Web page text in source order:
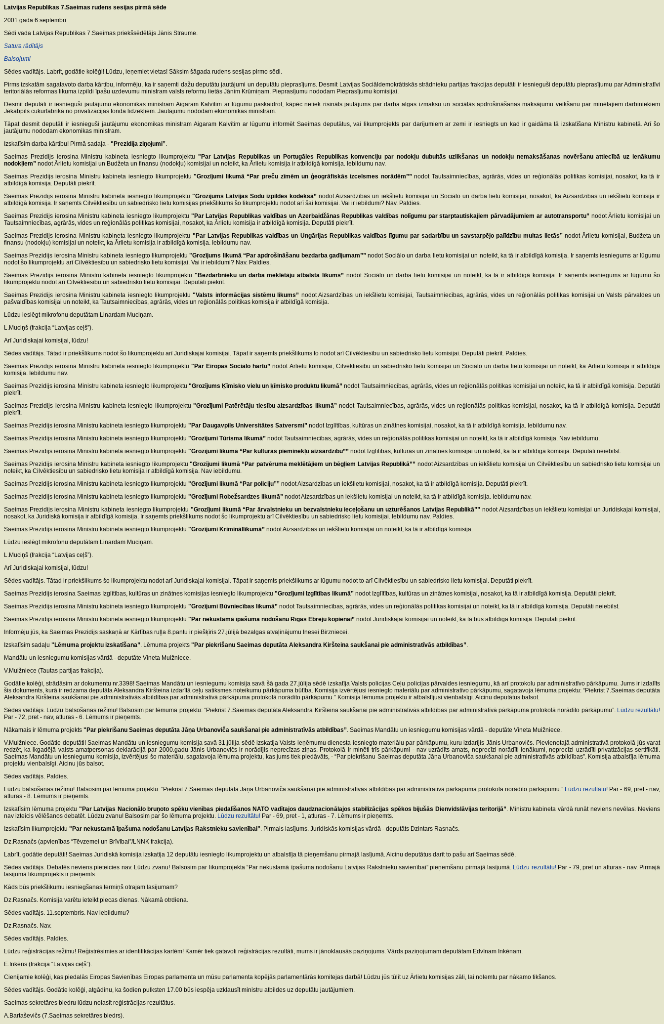
Latvijas Republikas 7.Saeimas rudens sesijas pirmā sēde
2001.gada 6.septembrī
Sēdi vada Latvijas Republikas 7.Saeimas priekšsēdētājs Jānis Straume.
Satura rādītājs
Balsojumi
Sēdes vadītājs. Labrīt, godātie kolēģi! Lūdzu, ieņemiet vietas! Sāksim šāgada rudens sesijas pirmo sēdi.
Pirms izskatām sagatavoto darba kārtību, informēju, ka ir saņemti dažu deputātu jautājumi un deputātu pieprasījums. Desmit Latvijas Sociāldemokrātiskās strādnieku partijas frakcijas deputāti ir iesnieguši deputātu pieprasījumu par Administratīvi
teritoriālās reformas likuma izpildi īpašu uzdevumu ministram valsts reformu lietās Jānim Krūmiņam. Pieprasījumu nododam Pieprasījumu komisijai.
Desmit deputāti ir iesnieguši jautājumu ekonomikas ministram Aigaram Kalvītim ar lūgumu paskaidrot, kāpēc netiek risināts jautājums par darba algas izmaksu un sociālās apdrošināšanas maksājumu veikšanu par minētajiem darbiniekiem
Jēkabpils cukurfabrikā no privatizācijas fonda līdzekļiem. Jautājumu nododam ekonomikas ministram.
Tāpat desmit deputāti ir iesnieguši jautājumu ekonomikas ministram Aigaram Kalvītim ar lūgumu informēt Saeimas deputātus, vai likumprojekts par darījumiem ar zemi ir iesniegts un kad ir gaidāma tā izskatīšana Ministru kabinetā. Arī šo
jautājumu nododam ekonomikas ministram.
Izskatīsim darba kārtību! Pirmā sadaļa - "Prezidija ziņojumi”.
Saeimas Prezidijs ierosina Ministru kabineta iesniegto likumprojektu "Par Latvijas Republikas un Portugāles Republikas konvenciju par nodokļu dubultās uzlikšanas un nodokļu nemaksāšanas novēršanu attiecībā uz ienākumu
nodokļiem” nodot Ārlietu komisijai un Budžeta un finansu (nodokļu) komisijai un noteikt, ka Ārlietu komisija ir atbildīgā komisija. Iebildumu nav.
Saeimas Prezidijs ierosina Ministru kabineta iesniegto likumprojektu"Grozījumi likumā “Par preču zīmēm un ģeogrāfiskās izcelsmes norādēm””nodot Tautsaimniecības, agrārās, vides un reģionālās politikas komisijai, nosakot, ka tā ir
atbildīgā komisija. Deputāti piekrīt.
Saeimas Prezidijs ierosina Ministru kabineta iesniegto likumprojektu "Grozījums Latvijas Sodu izpildes kodeksā” nodot Aizsardzības un iekšlietu komisijai un Sociālo un darba lietu komisijai, nosakot, ka Aizsardzības un iekšlietu komisija ir
atbildīgā komisija. Ir saņemts Cilvēktiesību un sabiedrisko lietu komisijas priekšlikums šo likumprojektu nodot arī šai komisijai. Vai ir iebildumi? Nav. Paldies.
Saeimas Prezidijs ierosina Ministru kabineta iesniegto likumprojektu "Par Latvijas Republikas valdības un Azerbaidžānas Republikas valdības nolīgumu par starptautiskajiem pārvadājumiem ar autotransportu”nodot Ārlietu komisijai un
Tautsaimniecības, agrārās, vides un reģionālās politikas komisijai, nosakot, ka Ārlietu komisija ir atbildīgā komisija. Deputāti piekrīt.
Saeimas Prezidijs ierosina Ministru kabineta iesniegto likumprojektu "Par Latvijas Republikas valdības un Ungārijas Republikas valdības līgumu par sadarbību un savstarpējo palīdzību muitas lietās”nodot Ārlietu komisijai, Budžeta un
finansu (nodokļu) komisijai un noteikt, ka Ārlietu komisija ir atbildīgā komisija. Iebildumu nav.
Saeimas Prezidijs ierosina Ministru kabineta iesniegto likumprojektu"Grozījums likumā “Par apdrošināšanu bezdarba gadījumam””nodot Sociālo un darba lietu komisijai un noteikt, ka tā ir atbildīgā komisija. Ir saņemts iesniegums ar lūgumu
nodot šo likumprojektu arī Cilvēktiesību un sabiedrisko lietu komisijai. Vai ir iebildumi? Nav. Paldies.
Saeimas Prezidijs ierosina Ministru kabineta iesniegto likumprojektu "Bezdarbnieku un darba meklētāju atbalsta likums” nodot Sociālo un darba lietu komisijai un noteikt, ka tā ir atbildīgā komisija. Ir saņemts iesniegums ar lūgumu šo
likumprojektu nodot arī Cilvēktiesību un sabiedrisko lietu komisijai. Deputāti piekrīt.
Saeimas Prezidijs ierosina Ministru kabineta iesniegto likumprojektu"Valsts informācijas sistēmu likums” nodot Aizsardzības un iekšlietu komisijai, Tautsaimniecības, agrārās, vides un reģionālās politikas komisijai un Valsts pārvaldes un
pašvaldības komisijai un noteikt, ka Tautsaimniecības, agrārās, vides un reģionālās politikas komisija ir atbildīgā komisija.
Lūdzu ieslēgt mikrofonu deputātam Linardam Muciņam.
L.Muciņš (frakcija “Latvijas ceļš”).
Arī Juridiskajai komisijai, lūdzu!
Sēdes vadītājs. Tātad ir priekšlikums nodot šo likumprojektu arī Juridiskajai komisijai. Tāpat ir saņemts priekšlikums to nodot arī Cilvēktiesību un sabiedrisko lietu komisijai. Deputāti piekrīt. Paldies.
Saeimas Prezidijs ierosina Ministru kabineta iesniegto likumprojektu"Par Eiropas Sociālo hartu” nodot Ārlietu komisijai, Cilvēktiesību un sabiedrisko lietu komisijai un Sociālo un darba lietu komisijai un noteikt, ka Ārlietu komisija ir atbildīgā
komisija. Iebildumu nav.
Saeimas Prezidijs ierosina Ministru kabineta iesniegto likumprojektu"Grozījums Ķīmisko vielu un ķīmisko produktu likumā”nodot Tautsaimniecības, agrārās, vides un reģionālās politikas komisijai un noteikt, ka tā ir atbildīgā komisija. Deputāti
piekrīt.
Saeimas Prezidijs ierosina Ministru kabineta iesniegto likumprojektu "Grozījumi Patērētāju tiesību aizsardzības likumā”nodot Tautsaimniecības, agrārās, vides un reģionālās politikas komisijai, nosakot, ka tā ir atbildīgā komisija. Deputāti
piekrīt.
Saeimas Prezidijs ierosina Ministru kabineta iesniegto likumprojektu "Par Daugavpils Universitātes Satversmi” nodot Izglītības, kultūras un zinātnes komisijai, nosakot, ka tā ir atbildīgā komisija. Iebildumu nav.
Saeimas Prezidijs ierosina Ministru kabineta iesniegto likumprojektu "Grozījumi Tūrisma likumā” nodot Tautsaimniecības, agrārās, vides un reģionālās politikas komisijai un noteikt, ka tā ir atbildīgā komisija. Nav iebildumu.
Saeimas Prezidijs ierosina Ministru kabineta iesniegto likumprojektu "Grozījumi likumā “Par kultūras pieminekļu aizsardzību”” nodot Izglītības, kultūras un zinātnes komisijai un noteikt, ka tā ir atbildīgā komisija. Deputāti neiebilst.
Saeimas Prezidijs ierosina Ministru kabineta iesniegto likumprojektu"Grozījumi likumā “Par patvēruma meklētājiem un bēgļiem Latvijas Republikā”” nodot Aizsardzības un iekšlietu komisijai un Cilvēktiesību un sabiedrisko lietu komisijai un
noteikt, ka Cilvēktiesību un sabiedrisko lietu komisija ir atbildīgā komisija. Nav iebildumu.
Saeimas Prezidijs ierosina Ministru kabineta iesniegto likumprojektu "Grozījumi likumā “Par policiju”” nodot Aizsardzības un iekšlietu komisijai, nosakot, ka tā ir atbildīgā komisija. Deputāti piekrīt.
Saeimas Prezidijs ierosina Ministru kabineta iesniegto likumprojektu "Grozījumi Robežsardzes likumā” nodot Aizsardzības un iekšlietu komisijai un noteikt, ka tā ir atbildīgā komisija. Iebildumu nav.
Saeimas Prezidijs ierosina Ministru kabineta iesniegto likumprojektu"Grozījumi likumā “Par ārvalstnieku un bezvalstnieku ieceļošanu un uzturēšanos Latvijas Republikā”” nodot Aizsardzības un iekšlietu komisijai un Juridiskajai komisijai,
nosakot, ka Juridiskā komisija ir atbildīgā komisija. Ir saņemts priekšlikums nodot šo likumprojektu arī Cilvēktiesību un sabiedrisko lietu komisijai. Iebildumu nav. Paldies.
Saeimas Prezidijs ierosina Ministru kabineta iesniegto likumprojektu "Grozījumi Krimināllikumā” nodot Aizsardzības un iekšlietu komisijai un noteikt, ka tā ir atbildīgā komisija.
Lūdzu ieslēgt mikrofonu deputātam Linardam Muciņam.
L.Muciņš (frakcija “Latvijas ceļš”).
Arī Juridiskajai komisijai, lūdzu!
Sēdes vadītājs. Tātad ir priekšlikums šo likumprojektu nodot arī Juridiskajai komisijai. Tāpat ir saņemts priekšlikums ar lūgumu nodot to arī Cilvēktiesību un sabiedrisko lietu komisijai. Deputāti piekrīt.
Saeimas Prezidijs ierosina Saeimas Izglītības, kultūras un zinātnes komisijas iesniegto likumprojektu "Grozījumi Izglītības likumā” nodot Izglītības, kultūras un zinātnes komisijai, nosakot, ka tā ir atbildīgā komisija. Deputāti piekrīt.
Saeimas Prezidijs ierosina Ministru kabineta iesniegto likumprojektu "Grozījumi Būvniecības likumā” nodot Tautsaimniecības, agrārās, vides un reģionālās politikas komisijai un noteikt, ka tā ir atbildīgā komisija. Deputāti neiebilst.
Saeimas Prezidijs ierosina Ministru kabineta iesniegto likumprojektu "Par nekustamā īpašuma nodošanu Rīgas Ebreju kopienai” nodot Juridiskajai komisijai un noteikt, ka tā būs atbildīgā komisija. Deputāti piekrīt.
Informēju jūs, ka Saeimas Prezidijs saskaņā ar Kārtības ruļļa 8.pantu ir piešķīris 27.jūlijā bezalgas atvaļinājumu Inesei Birzniecei.
Izskatīsim sadaļu "Lēmuma projektu izskatīšana”. Lēmuma projekts "Par piekrišanu Saeimas deputāta Aleksandra Kiršteina saukšanai pie administratīvās atbildības”.
Mandātu un iesniegumu komisijas vārdā - deputāte Vineta Muižniece.
V.Muižniece (Tautas partijas frakcija).
Godātie kolēģi, strādāsim ar dokumentu nr.3398! Saeimas Mandātu un iesniegumu komisija savā šā gada 27.jūlija sēdē izskatīja Valsts policijas Ceļu policijas pārvaldes iesniegumu, kā arī protokolu par administratīvo pārkāpumu. Jums ir izdalīts
šis dokuments, kurā ir redzama deputāta Aleksandra Kiršteina izdarītā ceļu satiksmes noteikumu pārkāpuma būtība. Komisija izvērtējusi iesniegto materiālu par administratīvo pārkāpumu, sagatavoja lēmuma projektu: “Piekrist 7.Saeimas deputāta
Aleksandra Kiršteina saukšanai pie administratīvās atbildības par administratīvā pārkāpuma protokolā norādīto pārkāpumu.” Komisija lēmuma projektu ir atbalstījusi vienbalsīgi. Aicinu deputātus balsot.
Sēdes vadītājs. Lūdzu balsošanas režīmu! Balsosim par lēmuma projektu: “Piekrist 7.Saeimas deputāta Aleksandra Kiršteina saukšanai pie administratīvās atbildības par administratīvā pārkāpuma protokolā norādīto pārkāpumu”. Lūdzu rezultātu!
Par - 72, pret - nav, atturas - 6. Lēmums ir pieņemts.
Nākamais ir lēmuma projekts "Par piekrišanu Saeimas deputāta Jāņa Urbanoviča saukšanai pie administratīvās atbildības”. Saeimas Mandātu un iesniegumu komisijas vārdā - deputāte Vineta Muižniece.
V.Muižniece. Godātie deputāti! Saeimas Mandātu un iesniegumu komisija savā 31.jūlija sēdē izskatīja Valsts ieņēmumu dienesta iesniegto materiālu par pārkāpumu, kuru izdarījis Jānis Urbanovičs. Pievienotajā administratīvā protokolā jūs varat
redzēt, ka ikgadējā valsts amatpersonas deklarācijā par 2000.gadu Jānis Urbanovičs ir norādījis neprecīzas ziņas. Protokolā ir minēti trīs pārkāpumi - nav uzrādīts amats, neprecīzi norādīti ienākumi, neprecīzi uzrādīti privatizācijas sertifikāti.
Saeimas Mandātu un iesniegumu komisija, izvērtējusi šo materiālu, sagatavoja lēmuma projektu, kas jums tiek piedāvāts, - “Par piekrišanu Saeimas deputāta Jāņa Urbanoviča saukšanai pie administratīvās atbildības”. Komisija atbalstīja lēmuma
projektu vienbalsīgi. Aicinu jūs balsot.
Sēdes vadītājs. Paldies.
Lūdzu balsošanas režīmu! Balsosim par lēmuma projektu: “Piekrist 7.Saeimas deputāta Jāņa Urbanoviča saukšanai pie administratīvās atbildības par administratīvā pārkāpuma protokolā norādīto pārkāpumu.” Lūdzu rezultātu!Par - 69, pret - nav,
atturas - 8. Lēmums ir pieņemts.
Izskatīsim lēmuma projektu "Par Latvijas Nacionālo bruņoto spēku vienības piedalīšanos NATO vadītajos daudznacionālajos stabilizācijas spēkos bijušās Dienvidslāvijas teritorijā”. Ministru kabineta vārdā runāt neviens nevēlas. Neviens
nav izteicis vēlēšanos debatēt. Lūdzu zvanu! Balsosim par šo lēmuma projektu. Lūdzu rezultātu! Par - 69, pret - 1, atturas - 7. Lēmums ir pieņemts.
Izskatīsim likumprojektu "Par nekustamā īpašuma nodošanu Latvijas Rakstnieku savienībai”. Pirmais lasījums. Juridiskās komisijas vārdā - deputāts Dzintars Rasnačs.
Dz.Rasnačs (apvienības “Tēvzemei un Brīvībai”/LNNK frakcija).
Labrīt, godātie deputāti! Saeimas Juridiskā komisija izskatīja 12 deputātu iesniegto likumprojektu un atbalstīja tā pieņemšanu pirmajā lasījumā. Aicinu deputātus darīt to pašu arī Saeimas sēdē.
Sēdes vadītājs. Debatēs neviens pieteicies nav. Lūdzu zvanu! Balsosim par likumprojekta “Par nekustamā īpašuma nodošanu Latvijas Rakstnieku savienībai” pieņemšanu pirmajā lasījumā. Lūdzu rezultātu!Par - 79, pret un atturas - nav. Pirmajā
lasījumā likumprojekts ir pieņemts.
Kāds būs priekšlikumu iesniegšanas termiņš otrajam lasījumam?
Dz.Rasnačs. Komisija varētu ieteikt piecas dienas. Nākamā otrdiena.
Sēdes vadītājs. 11.septembris. Nav iebildumu?
Dz.Rasnačs. Nav.
Sēdes vadītājs. Paldies.
Lūdzu reģistrācijas režīmu! Reģistrēsimies ar identifikācijas kartēm! Kamēr tiek gatavoti reģistrācijas rezultāti, mums ir jānoklausās paziņojums. Vārds paziņojumam deputātam Edvīnam Inkēnam.
E.Inkēns (frakcija “Latvijas ceļš”).
Cienījamie kolēģi, kas piedalās Eiropas Savienības Eiropas parlamenta un mūsu parlamenta kopējās parlamentārās komitejas darbā! Lūdzu jūs tūlīt uz Ārlietu komisijas zāli, lai nolemtu par nākamo tikšanos.
Sēdes vadītājs. Godātie kolēģi, atgādinu, ka šodien pulksten 17.00 būs iespēja uzklausīt ministru atbildes uz deputātu jautājumiem.
Saeimas sekretāres biedru lūdzu nolasīt reģistrācijas rezultātus.
A.Bartaševičs (7.Saeimas sekretāres biedrs).